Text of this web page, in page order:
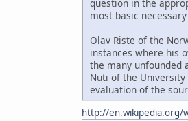
question in the
most basic
Olav Riste of the
instances where his
the many unfounded
Nuti of the
evaluation of the
http://en.wikipedia.org/